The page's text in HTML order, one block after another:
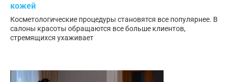
кожей
Косметологические процедуры становятся все популярнее. В
салоны красоты обращаются все больше клиентов,
стремящихся ухаживает